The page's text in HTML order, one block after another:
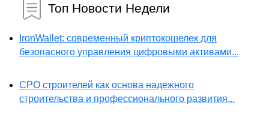
Топ Новости Недели
IronWallet: современный криптокошелек для
безопасного управления цифровыми активами...
СРО строителей как основа надежного
строительства и профессионального развития...